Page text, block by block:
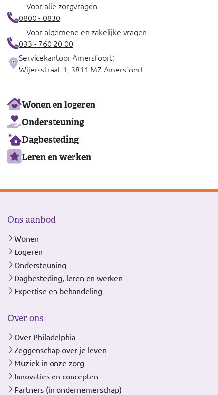
Voor alle zorgvragen
0800 - 0830
Voor algemene en zakelijke vragen
033 - 760 20 00
Servicekantoor Amersfoort:
Wijersstraat 1, 3811 MZ Amersfoort
Ons
aanbod
Wonen en logeren
Ondersteuning
Dagbesteding
Leren en werken
Ons aanbod
Wonen
Logeren
Ondersteuning
Dagbesteding, leren en werken
Expertise en behandeling
Over ons
Over Philadelphia
Zeggenschap over je leven
Muziek in onze zorg
Innovaties en concepten
Partners (in ondernemerschap)